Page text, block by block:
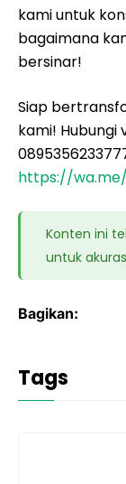
kami untuk
bagaimana
bersinar!
Siap
kami! Hubungi
https://
Konten ini
untuk
Bagikan:
Tags